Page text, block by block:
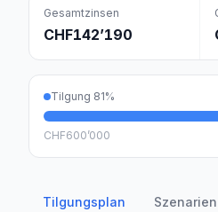
Gesamtzinsen
CHF142’190
Tilgung 81%
CHF600’000
Tilgungsplan